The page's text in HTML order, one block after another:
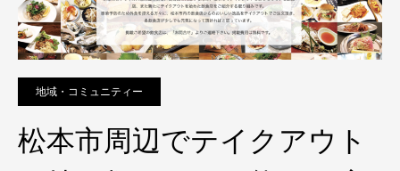
地域・コミュニティー
松本市周辺でテイクアウト